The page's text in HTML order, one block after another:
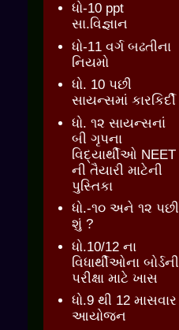
ધો-10 ppt
સા.વિજ્ઞાન
ધો-11 વર્ગ બઢતીના
નિયમો
ધો. 10 પછી
સાયન્સમાં કારકિર્દી
ધો. ૧૨ સાયન્સનાં
બી ગૃપના
વિદ્યાર્થીઓ NEET
ની તૈયારી માટેની
પુસ્તિકા
ધો.-૧૦ અને ૧૨ પછી
શું ?
ધો.10/12 ના
વિધાર્થીઓના બોર્ડની
પરીક્ષા માટે ખાસ
ધો.9 થી 12 માસવાર
આયોજન